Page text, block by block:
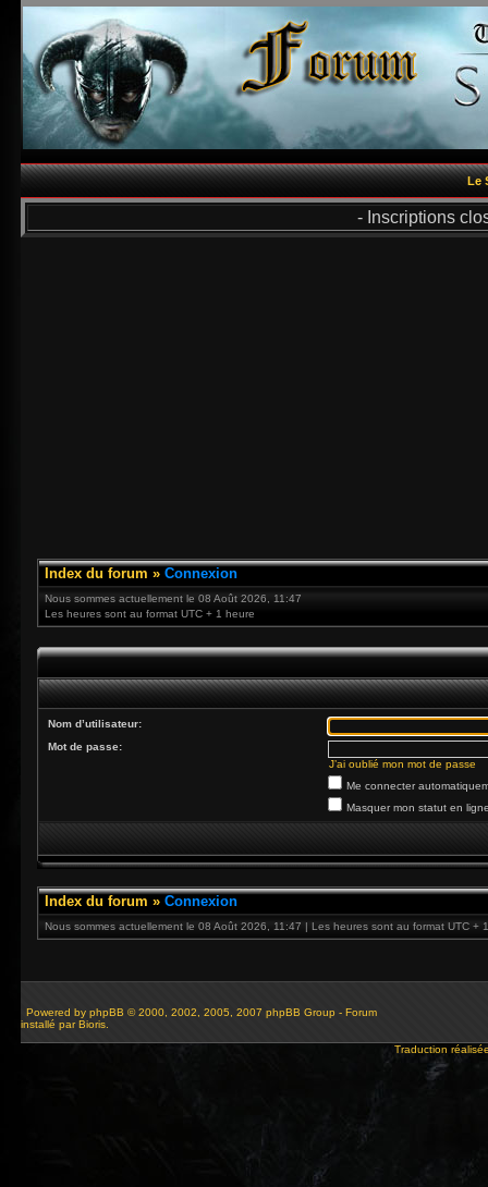
Le
- Inscriptions
Index du forum » Connexion
Nous sommes actuellement le 08 Août 2026, 11:47
Les heures sont au format UTC + 1 heure
Nom d’utilisateur:
Mot de passe:
J’ai oublié mon mot de passe
Me connecter
Masquer mon statut en
Index du forum » Connexion
Nous sommes actuellement le 08 Août 2026, 11:47 | Les heures sont au format UTC +
Powered by phpBB © 2000, 2002, 2005, 2007 phpBB Group - Forum
installé par Bioris.
Traduction